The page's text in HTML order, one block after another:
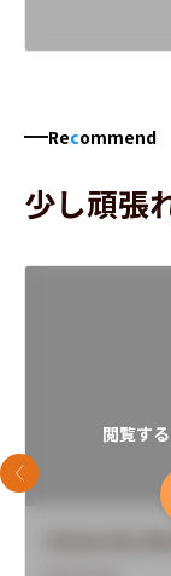
Recommend
少し頑張
閲覧す
前のスライド